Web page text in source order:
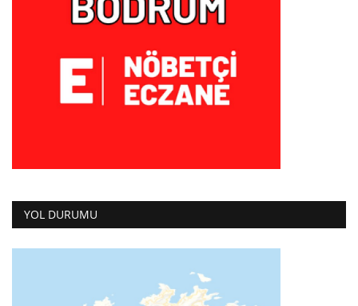
YOL DURUMU